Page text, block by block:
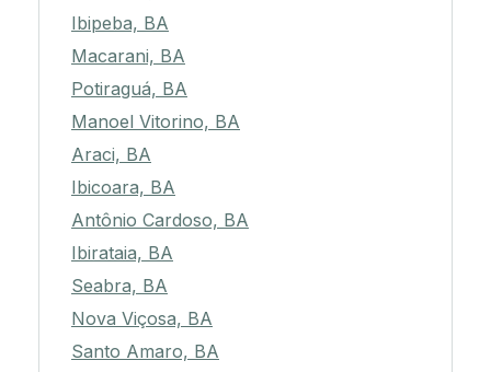
Ibipeba, BA
Macarani, BA
Potiraguá, BA
Manoel Vitorino, BA
Araci, BA
Ibicoara, BA
Antônio Cardoso, BA
Ibirataia, BA
Seabra, BA
Nova Viçosa, BA
Santo Amaro, BA